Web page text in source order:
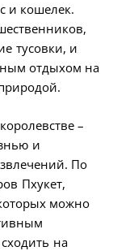
и кошелек.
тусовки, и
отдыхом на
–
и
По
Пхукет,
можно
на